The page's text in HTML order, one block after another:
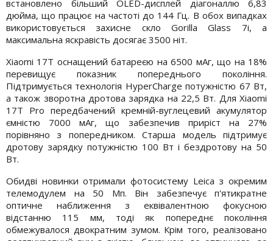
встановлено більший OLED-дисплей діагоналлю 6,83
дюйма, що працює на частоті до 144 Гц. В обох випадках
використовується захисне скло Gorilla Glass 7i, а
максимальна яскравість досягає 3500 ніт.
Xiaomi 17T оснащений батареєю на 6500 мАг, що на 18%
перевищує показник попереднього покоління.
Підтримується технологія HyperCharge потужністю 67 Вт,
а також зворотна дротова зарядка на 22,5 Вт. Для Xiaomi
17T Pro передбачений кремній-вуглецевий акумулятор
ємністю 7000 мАг, що забезпечив приріст на 27%
порівняно з попередником. Старша модель підтримує
дротову зарядку потужністю 100 Вт і бездротову на 50
Вт.
Обидві новинки отримали фотосистему Leica з окремим
телемодулем на 50 Мп. Він забезпечує п'ятикратне
оптичне наближення з еквівалентною фокусною
відстанню 115 мм, тоді як попереднє покоління
обмежувалося двократним зумом. Крім того, реалізовано